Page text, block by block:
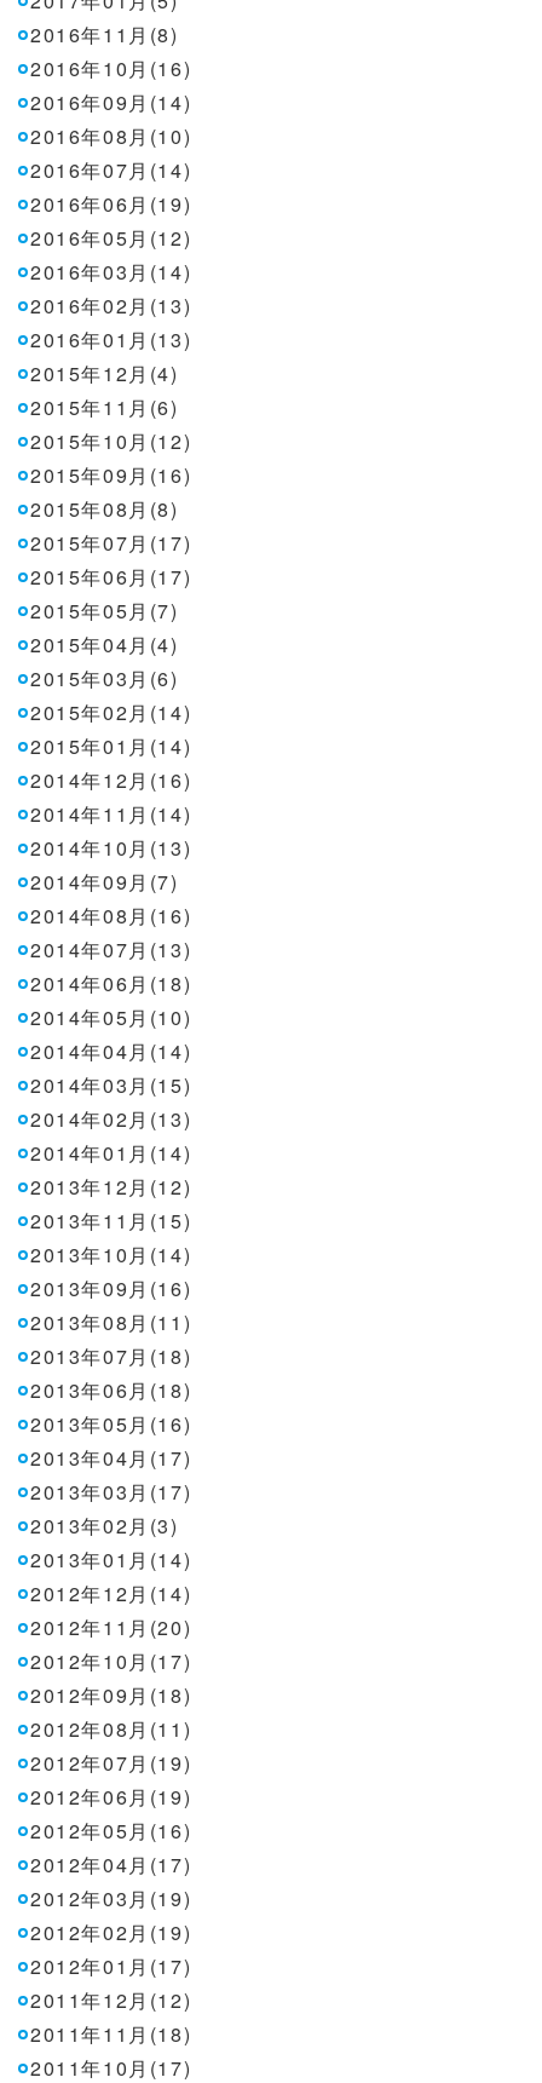
2016年11月(8)
2016年10月(16)
2016年09月(14)
2016年08月(10)
2016年07月(14)
2016年06月(19)
2016年05月(12)
2016年03月(14)
2016年02月(13)
2016年01月(13)
2015年12月(4)
2015年11月(6)
2015年10月(12)
2015年09月(16)
2015年08月(8)
2015年07月(17)
2015年06月(17)
2015年05月(7)
2015年04月(4)
2015年03月(6)
2015年02月(14)
2015年01月(14)
2014年12月(16)
2014年11月(14)
2014年10月(13)
2014年09月(7)
2014年08月(16)
2014年07月(13)
2014年06月(18)
2014年05月(10)
2014年04月(14)
2014年03月(15)
2014年02月(13)
2014年01月(14)
2013年12月(12)
2013年11月(15)
2013年10月(14)
2013年09月(16)
2013年08月(11)
2013年07月(18)
2013年06月(18)
2013年05月(16)
2013年04月(17)
2013年03月(17)
2013年02月(3)
2013年01月(14)
2012年12月(14)
2012年11月(20)
2012年10月(17)
2012年09月(18)
2012年08月(11)
2012年07月(19)
2012年06月(19)
2012年05月(16)
2012年04月(17)
2012年03月(19)
2012年02月(19)
2012年01月(17)
2011年12月(12)
2011年11月(18)
2011年10月(17)